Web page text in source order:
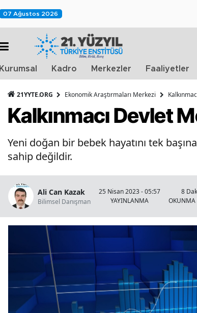
07 Ağustos 2026
Kurumsal Kadro Merkezler Faaliyetler
21YYTE.ORG Ekonomik Araştırmaları Merkezi
Kalkınmacı Devlet
Yeni doğan bir bebek hayatını tek
sahip değildir.
Ali Can Kazak
Bilimsel Danışman
25 Nisan 2023 - 05:57
YAYINLANMA
8
OKUNMA